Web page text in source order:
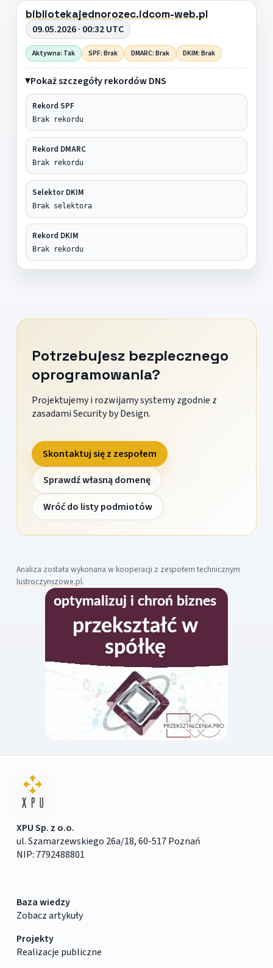
bibliotekajednorozec.idcom-web.pl
09.05.2026 · 00:32 UTC
Aktywna: Tak SPF: Brak DMARC: Brak DKIM: Brak
Pokaż szczegóły rekordów DNS
Rekord SPF
Brak rekordu
Rekord DMARC
Brak rekordu
Selektor DKIM
Brak selektora
Rekord DKIM
Brak rekordu
Potrzebujesz bezpiecznego
oprogramowania?
Projektujemy i rozwijamy systemy zgodnie z
zasadami Security by Design.
Skontaktuj się z zespołem
Sprawdź własną domenę
Wróć do listy podmiotów
Analiza została wykonana w kooperacji z zespołem technicznym
lustroczynszowe.pl.
XPU Sp. z o.o.
ul. Szamarzewskiego 26a/18, 60-517 Poznań
NIP: 7792488801
Baza wiedzy
Zobacz artykuły
Projekty
Realizacje publiczne